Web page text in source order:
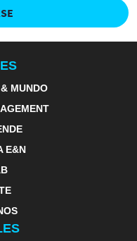
MUNDO
E&N